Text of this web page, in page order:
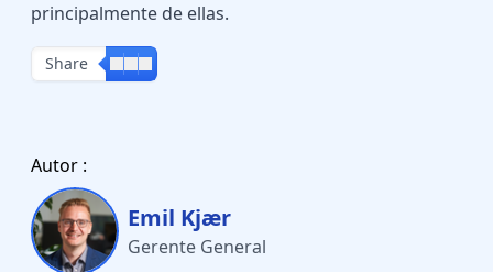
principalmente de ellas.
Share
Autor :
Emil Kjær
Gerente General